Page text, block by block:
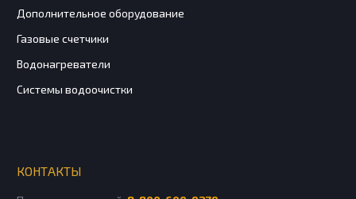
Дополнительное оборудование
Газовые счетчики
Водонагреватели
Системы водоочистки
КОНТАКТЫ